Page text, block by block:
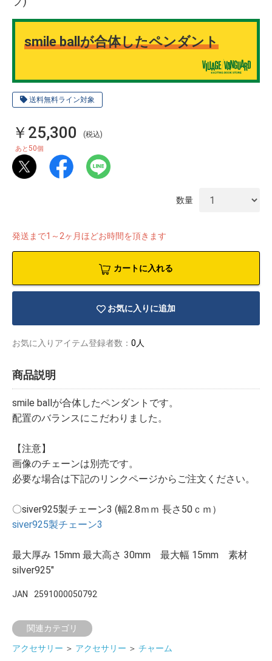
送料無料ライン対象
smile ballが合体したペンダント
￥25,300 (税込)
あと50個
数量
発送まで1～2ヶ月ほどお時間を頂きます
カートに入れる
お気に入りに追加
お気に入りアイテム登録者数： 0人
商品説明
smile ballが合体したペンダントです。
配置のバランスにこだわりました。
【注意】
画像のチェーンは別売です。
必要な場合は下記のリンクページからご注文ください。
〇siver925製チェーン3 (幅2.8ｍｍ 長さ50ｃｍ）
siver925製チェーン3
最大厚み 15mm 最大高さ 30mm 最大幅 15mm 素材
silver925"
JAN 2591000050792
関連カテゴリ
アクセサリー ＞ アクセサリー ＞ チャーム
ーター
ッズ